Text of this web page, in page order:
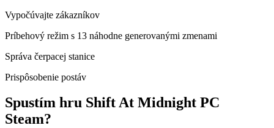
Vypočúvajte zákazníkov
Príbehový režim s 13 náhodne generovanými zmenami
Správa čerpacej stanice
Prispôsobenie postáv
Spustím hru Shift At Midnight PC
Steam?